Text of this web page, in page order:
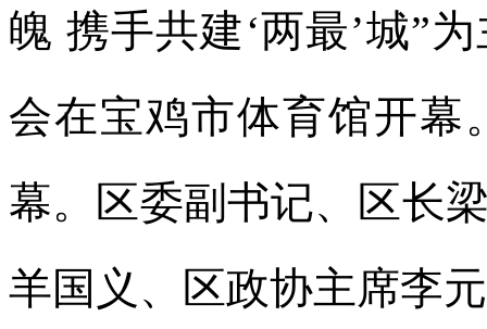
魄 携手共建‘两最’城”
会在宝鸡市体育馆开幕
幕。区委副书记、区长
羊国义、区政协主席李